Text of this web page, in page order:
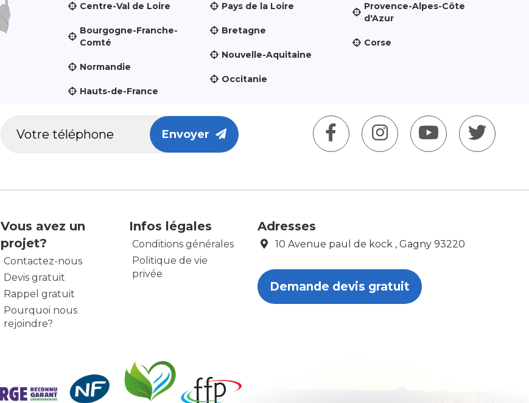
Centre-Val de Loire
Bourgogne-Franche-
Comté
Normandie
Hauts-de-France
Pays de la Loire
Bretagne
Nouvelle-Aquitaine
Occitanie
Provence-Alpes-Côte
d'Azur
Corse
Envoyer
Vous avez un
projet?
Contactez-nous
Devis gratuit
Rappel gratuit
Pourquoi nous
rejoindre?
Infos légales
Conditions générales
Politique de vie
privée
Adresses
10 Avenue paul de kock , Gagny 93220
Demande devis gratuit